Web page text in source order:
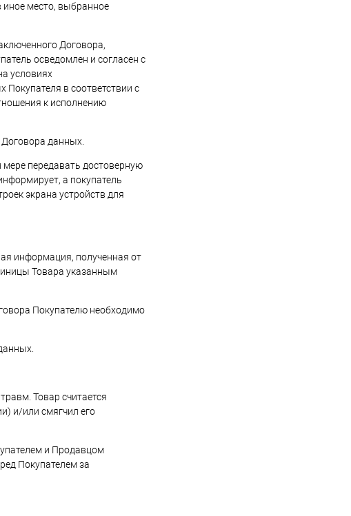
иное место, выбранное
Договора,
осведомлен и согласен с
условиях
в соответствии с
к исполнению
Договора данных.
передавать достоверную
а покупатель
экрана устройств для
информация, полученная от
Товара указанным
Покупателю необходимо
Товар считается
и/или смягчил его
и Продавцом
Покупателем за